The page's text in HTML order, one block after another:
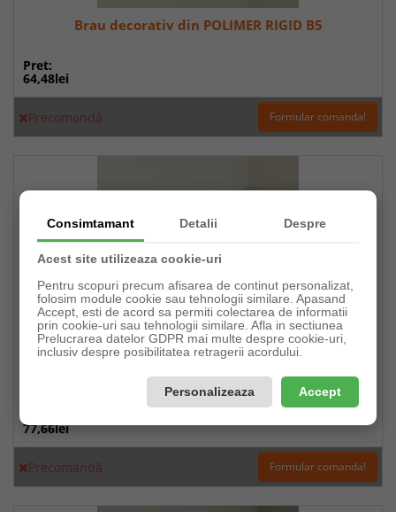
Brau decorativ din POLIMER RIGID B5
Pret:
64,48lei
Precomandă Formular comanda!
Brau decorativ din POLIMER RIGID B6
77,66lei
Precomandă Formular comanda!
Consimtamant Detalii Despre
Acest site utilizeaza cookie-uri
Pentru scopuri precum afisarea de continut personalizat,
folosim module cookie sau tehnologii similare. Apasand
Accept, esti de acord sa permiti colectarea de informatii
prin cookie-uri sau tehnologii similare. Afla in sectiunea
Prelucrarea datelor GDPR mai multe despre cookie-uri,
inclusiv despre posibilitatea retragerii acordului.
Personalizeaza Accept